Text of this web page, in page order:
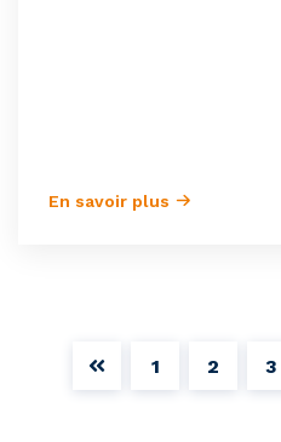
En savoir plus
1 2 3